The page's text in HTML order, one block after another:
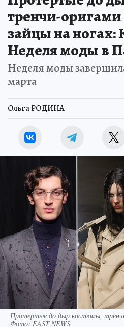
тренчи-
зайцы на
Неделя моды в
Неделя моды
марта
Ольга РОДИНА
Протертые до дыр костюмы,
Фото: EAST NEWS.